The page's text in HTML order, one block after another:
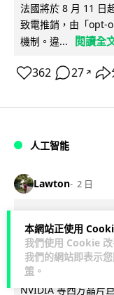
本網站正使用
我們使用 Cookie
我們的網站即表示
策 。
法國將於 8 月 11 日
致電推銷，由「opt-
機制。違...
閱讀全
362 27 ↗
人工智能
Lawton 2 日
華為科學家
華為「韜定
華為半導體首席科學
NVIDIA 等西方晶片